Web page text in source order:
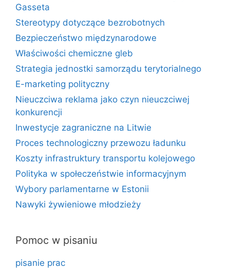
Gasseta
Stereotypy dotyczące bezrobotnych
Bezpieczeństwo międzynarodowe
Właściwości chemiczne gleb
Strategia jednostki samorządu terytorialnego
E-marketing polityczny
Nieuczciwa reklama jako czyn nieuczciwej
konkurencji
Inwestycje zagraniczne na Litwie
Proces technologiczny przewozu ładunku
Koszty infrastruktury transportu kolejowego
Polityka w społeczeństwie informacyjnym
Wybory parlamentarne w Estonii
Nawyki żywieniowe młodzieży
Pomoc w pisaniu
pisanie prac